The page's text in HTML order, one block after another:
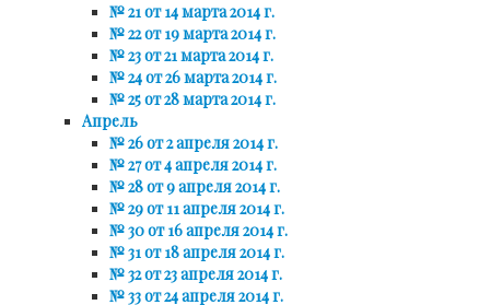
№ 21 от 14 марта 2014 г.
№ 22 от 19 марта 2014 г.
№ 23 от 21 марта 2014 г.
№ 24 от 26 марта 2014 г.
№ 25 от 28 марта 2014 г.
Апрель
№ 26 от 2 апреля 2014 г.
№ 27 от 4 апреля 2014 г.
№ 28 от 9 апреля 2014 г.
№ 29 от 11 апреля 2014 г.
№ 30 от 16 апреля 2014 г.
№ 31 от 18 апреля 2014 г.
№ 32 от 23 апреля 2014 г.
№ 33 от 24 апреля 2014 г.